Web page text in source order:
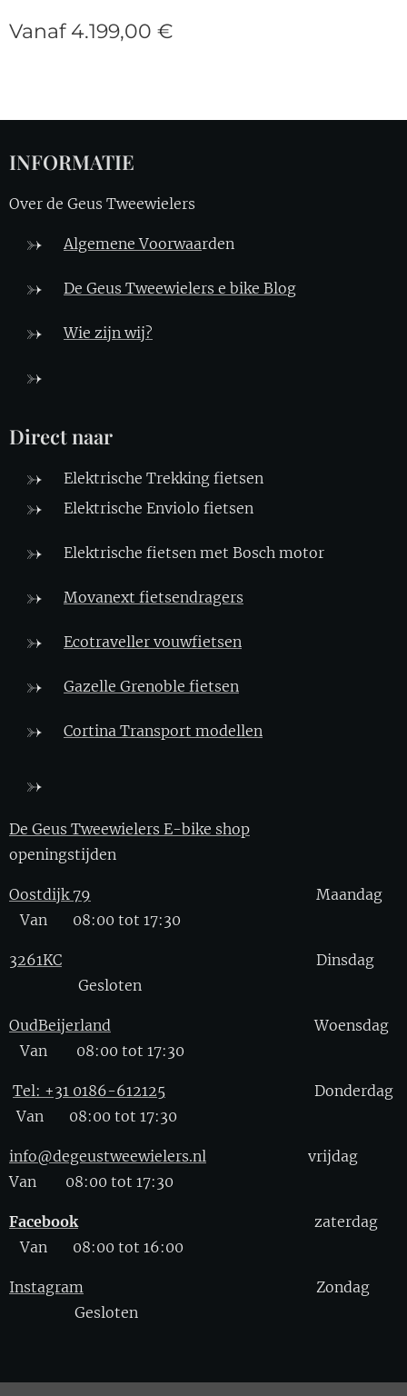
Vanaf 4.199,00 €
INFORMATIE
Over de Geus Tweewielers
Algemene Voorwaarden
De Geus Tweewielers e bike Blog
Wie zijn wij?
Direct naar
Elektrische Trekking fietsen
Elektrische Enviolo fietsen
Elektrische fietsen met Bosch motor
Movanext fietsendragers
Ecotraveller vouwfietsen
Gazelle Grenoble fietsen
Cortina Transport modellen
De Geus Tweewielers E-bike shop
openingstijden
Oostdijk 79 Maandag
Van 08:00 tot 17:30
3261KC Dinsdag
Gesloten
OudBeijerland Woensdag
Van 08:00 tot 17:30
Tel: +31 0186-612125 Donderdag
Van 08:00 tot 17:30
info@degeustweewielers.nl vrijdag
Van 08:00 tot 17:30
Facebookzaterdag
Van 08:00 tot 16:00
Instagram Zondag
Gesloten